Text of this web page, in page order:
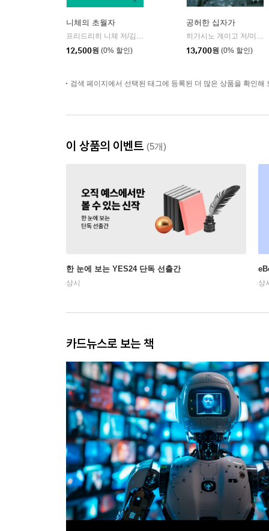
니체의 초월자
프리드리히 니체 저/김철 편역
12,500원 (0% 할인)
공허한 십자가
히가시노 게이고 저/이선희 역
13,700원 (0% 할인)
검색 페이지에서 선택된 태그에 등록된 더 많은 상품을 확인해
이 상품의 이벤트 (5개)
한 눈에 보는 YES24 단독 선출간
상시 상
카드뉴스로 보는 책